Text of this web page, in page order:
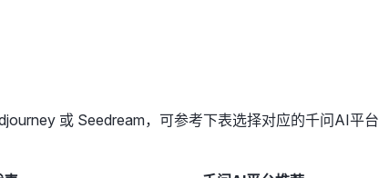
或 Seedream，可参考下表选择对应的千问AI平台